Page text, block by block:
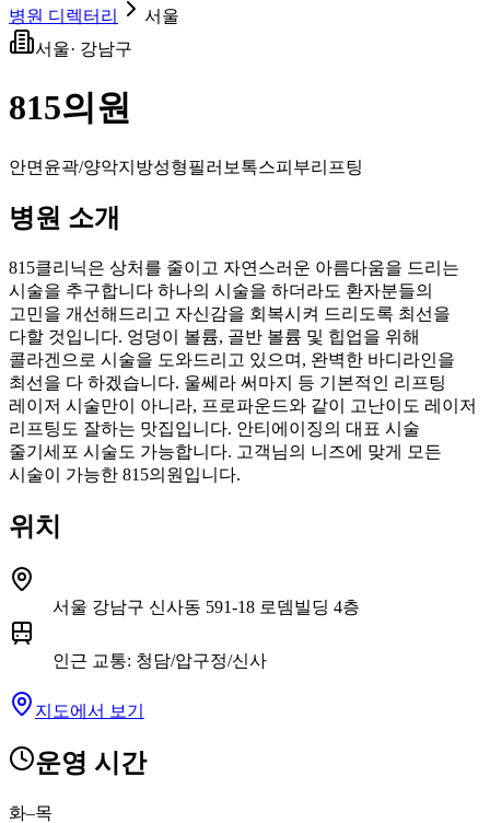
병원 디렉터리
서울
서울· 강남구
815의원
안면윤곽/양악지방성형필러 보톡스피부리프팅
병원 소개
815클리닉은 상처를 줄이고 자연스러운 아름다움을 드리는
시술을 추구합니다 하나의 시술을 하더라도 환자분들의
고민을 개선해드리고 자신감을 회복시켜 드리도록 최선을
다할 것입니다. 엉덩이 볼륨, 골반 볼륨 및 힙업을 위해
콜라겐으로 시술을 도와드리고 있으며, 완벽한 바디라인을
최선을 다 하겠습니다. 울쎄라 써마지 등 기본적인 리프팅
레이저 시술만이 아니라, 프로파운드와 같이 고난이도 레이저
리프팅도 잘하는 맛집입니다. 안티에이징의 대표 시술
줄기세포 시술도 가능합니다. 고객님의 니즈에 맞게 모든
시술이 가능한 815의원입니다.
위치
서울 강남구 신사동 591-18 로뎀빌딩 4층
인근 교통: 청담/압구정/신사
지도에서 보기
운영 시간
화–목